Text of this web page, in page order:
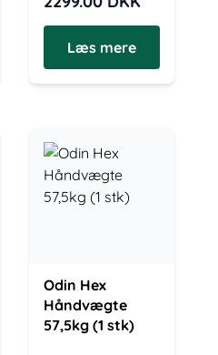
Læs mere
Odin Hex
Håndvægte
57,5kg (1 stk)